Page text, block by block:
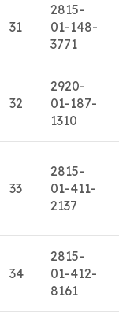
31
2815-
01-148-
3771
32
2920-
01-187-
1310
33
2815-
01-411-
2137
34
2815-
01-412-
8161